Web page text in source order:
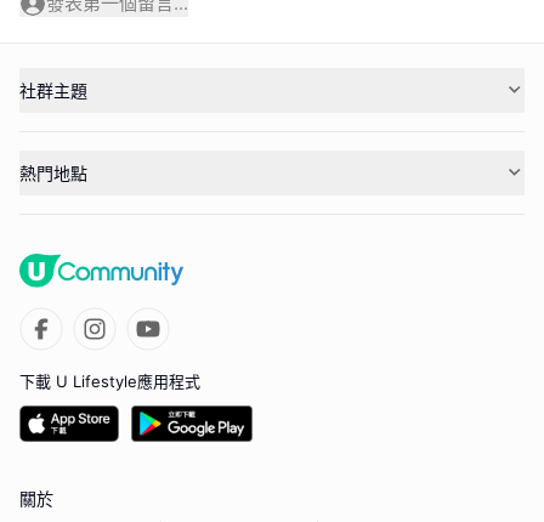
社群主題
熱門地點
下載 U Lifestyle應用程式
關於